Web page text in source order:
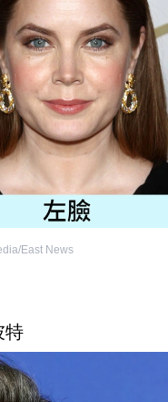
East News
特